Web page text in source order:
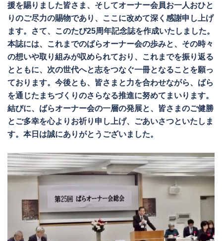
援を賜りました皆さま、そしてオーナー会員お一人おひと
りのご尽力の賜物であり、ここに改めて深く感謝申し上げ
ます。さて、このたび25周年記念誌を作成いたしました。
本誌には、これまでのばらオーナー会の歩みと、その時々
の想いや取り組みが収められており、これまでを振り返る
とともに、次の世代へと志をつなぐ一冊となることを願っ
ております。今後とも、皆さまと力を合わせながら、ばら
を通じたまちづくりのさらなる推進に努めてまいります。
結びに、ばらオーナー会の一層の発展と、皆さまのご健勝
とご多幸を心よりお祈り申し上げ、ごあいさつといたしま
す。本日は誠にありがとうございました。